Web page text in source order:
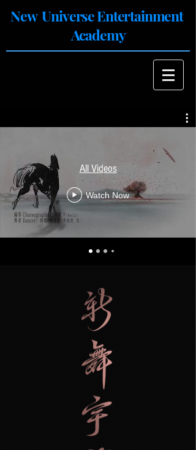
New Universe Entertainment
Academy
All Videos
Watch Now